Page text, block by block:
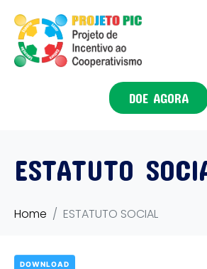
DOE AGORA
ESTATUTO
Home ESTATUTO SOCIAL
DOWNLOAD